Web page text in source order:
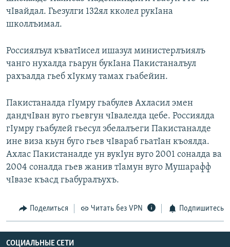
чIвайдал. Гьезулги 132ял кколел рукIана
школлъимал.
Россиялъул къватIисел ишазул министерлъиялъ
чанго нухалда гьарун букIана Пакистаналъул
рахъалда гьеб хIукму тамах гьабейин.
Пакистаналда гIумру гьабулев Ахласил эмен
дандчIван вуго гьевгун чIвалелда цебе. Россиялда
гIумру гьабулей гьесул эбелалъеги Пакистаналде
ине виза кьун буго гьев чIвараб гьатIан къоялда.
Ахлас Пакистаналде ун вукIун вуго 2001 соналда ва
2004 соналда гьев жанив тIамун вуго Мушарафф
чIвазе къасд гьабуралъухъ.
Поделиться Читать без VPN Подпишитесь
СОЦИАЛЬНЫЕ СЕТИ